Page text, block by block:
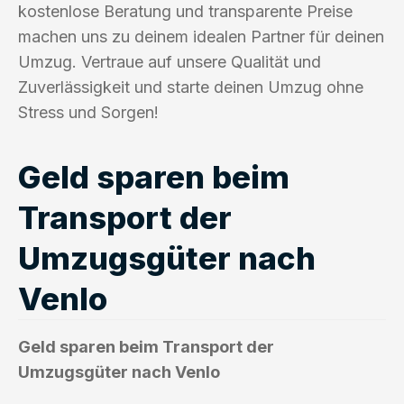
kostenlose Beratung und transparente Preise
machen uns zu deinem idealen Partner für deinen
Umzug. Vertraue auf unsere Qualität und
Zuverlässigkeit und starte deinen Umzug ohne
Stress und Sorgen!
Geld sparen beim
Transport der
Umzugsgüter nach
Venlo
Geld sparen beim Transport der
Umzugsgüter nach Venlo